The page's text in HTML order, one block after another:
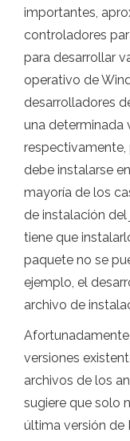
importantes,
controladores
para desarrollar
operativo de
desarrolladores
una determinada
debe instalarse
mayoría de los
de instalación del
tiene que
paquete no se
ejemplo, el
archivo de
versiones
archivos de los
sugiere que solo
última versión de